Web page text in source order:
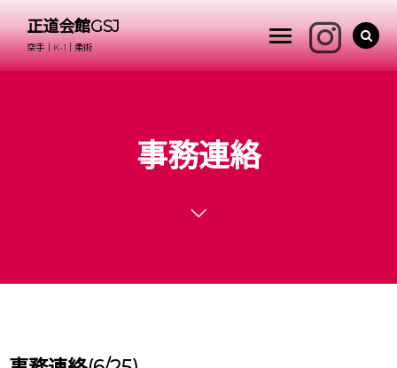
正道会館GSJ
空手｜K-1｜柔術
事務連絡